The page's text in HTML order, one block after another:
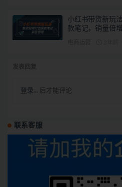
小红书带货新玩
款笔记，销量倍
登录... 后才能评论
联系客服